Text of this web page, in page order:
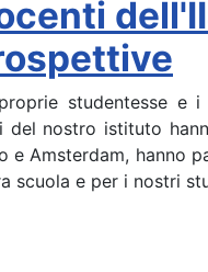
studentesse
del nostro istituto
e Amsterdam,
scuola e per i nostri